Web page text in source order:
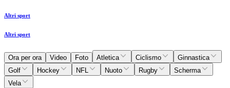
Altri sport
Altri sport
Ora per ora Video Foto Atletica Ciclismo
Ginnastica
Golf
Hockey NFL Nuoto Rugby
Scherma
Vela